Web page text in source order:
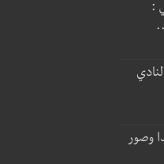
:
وصور